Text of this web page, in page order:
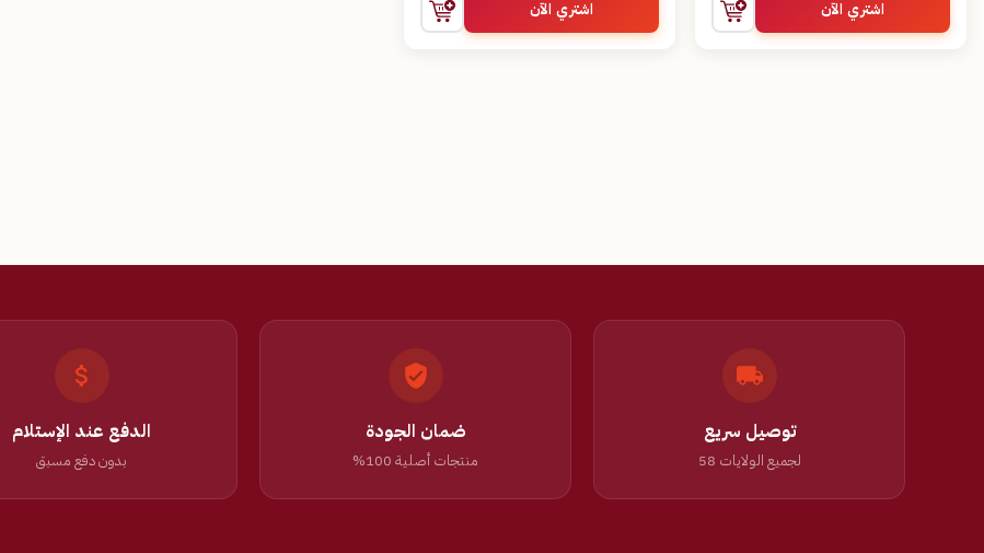
اشتري الآن اشتري الآن
توصيل سريع
لجميع الولايات 58
ضمان الجودة
منتجات أصلية 100%
الدفع عند الإستلام
بدون دفع مسبق